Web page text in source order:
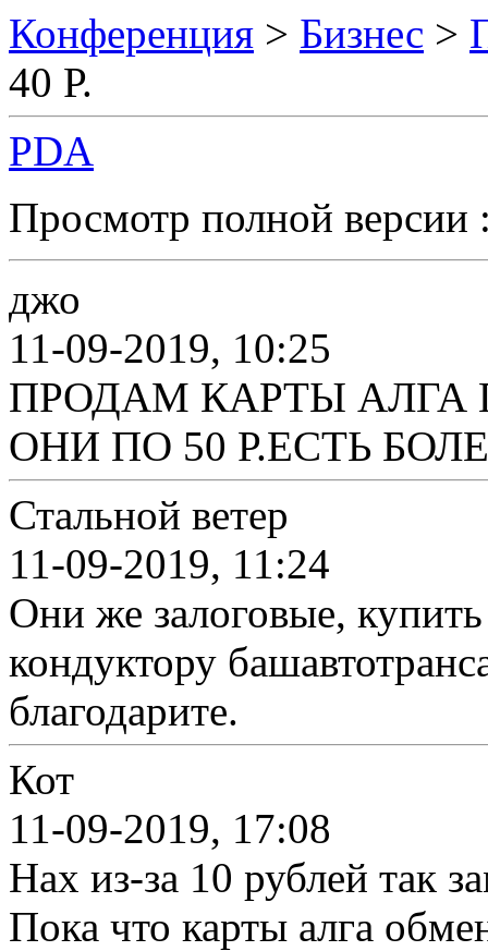
Конференция > Бизнес >
40 Р.
PDA
Просмотр полной
джо
11-09-2019, 10:25
ПРОДАМ КАРТЫ АЛГА
ОНИ ПО 50 Р.ЕСТЬ
Стальной ветер
11-09-2019, 11:24
Они же залоговые,
кондуктору
благодарите.
Кот
11-09-2019, 17:08
Нах из-за 10 рублей так
Пока что карты алга